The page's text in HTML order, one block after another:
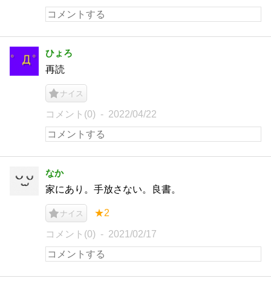
ひょろ
再読
ナイス
コメント(0) 2022/04/22
なか
家にあり。手放さない。良書。
ナイス ★2
コメント(0) 2021/02/17